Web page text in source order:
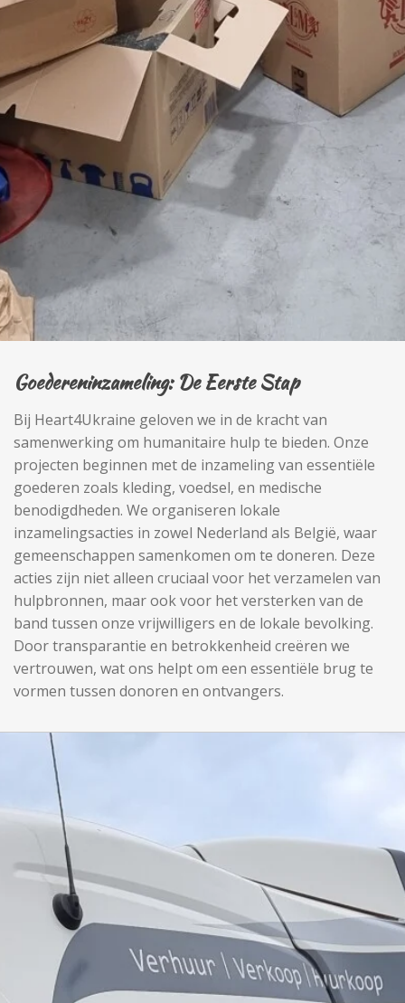
Goedereninzameling: De Eerste Stap
Bij Heart4Ukraine geloven we in de kracht van
samenwerking om humanitaire hulp te bieden. Onze
projecten beginnen met de inzameling van essentiële
goederen zoals kleding, voedsel, en medische
benodigdheden. We organiseren lokale
inzamelingsacties in zowel Nederland als België, waar
gemeenschappen samenkomen om te doneren. Deze
acties zijn niet alleen cruciaal voor het verzamelen van
hulpbronnen, maar ook voor het versterken van de
band tussen onze vrijwilligers en de lokale bevolking.
Door transparantie en betrokkenheid creëren we
vertrouwen, wat ons helpt om een essentiële brug te
vormen tussen donoren en ontvangers.